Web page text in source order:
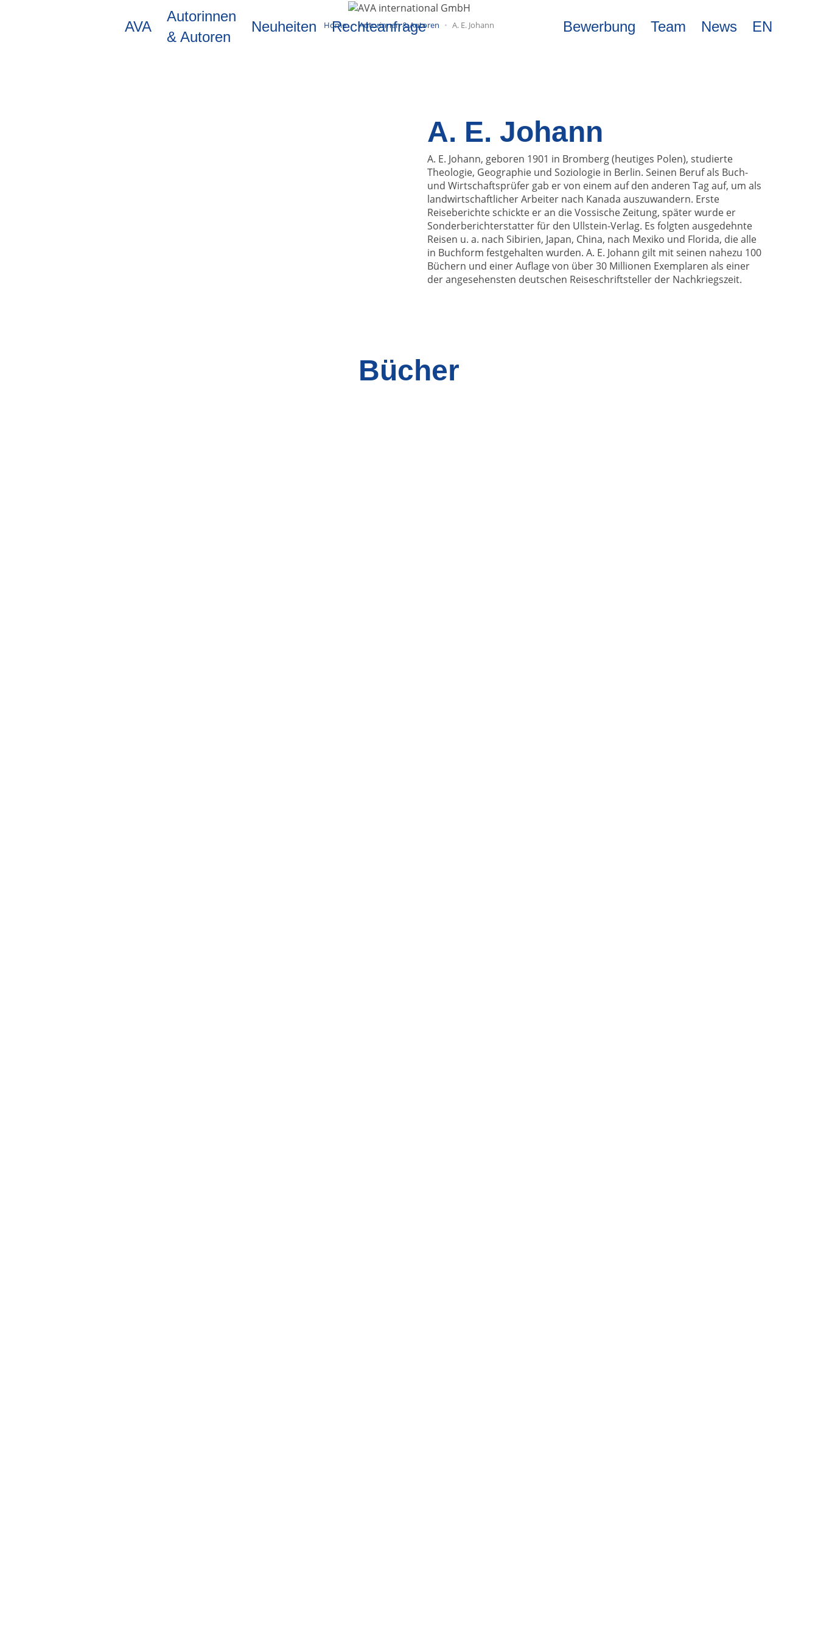
AVA
Autorinnen
& Autoren
Neuheiten Rechteanfrage Bewerbung Team News EN
Home Autorinnen & Autoren A. E. Johann
A. E. Johann
A. E. Johann, geboren 1901 in Bromberg (heutiges Polen), studierte
Theologie, Geographie und Soziologie in Berlin. Seinen Beruf als Buch-
und Wirtschaftsprüfer gab er von einem auf den anderen Tag auf, um als
landwirtschaftlicher Arbeiter nach Kanada auszuwandern. Erste
Reiseberichte schickte er an die Vossische Zeitung, später wurde er
Sonderberichterstatter für den Ullstein-Verlag. Es folgten ausgedehnte
Reisen u. a. nach Sibirien, Japan, China, nach Mexiko und Florida, die alle
in Buchform festgehalten wurden. A. E. Johann gilt mit seinen nahezu 100
Büchern und einer Auflage von über 30 Millionen Exemplaren als einer
der angesehensten deutschen Reiseschriftsteller der Nachkriegszeit.
Bücher